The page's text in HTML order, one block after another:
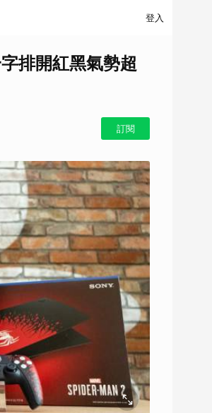
登入
排開紅黑氣勢超
訂閱